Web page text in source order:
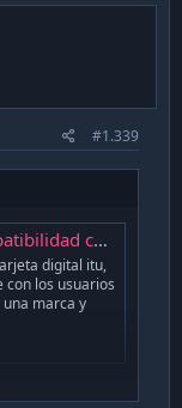
#1.339
Apple Pay
digital itu,
con los usuarios
marca y